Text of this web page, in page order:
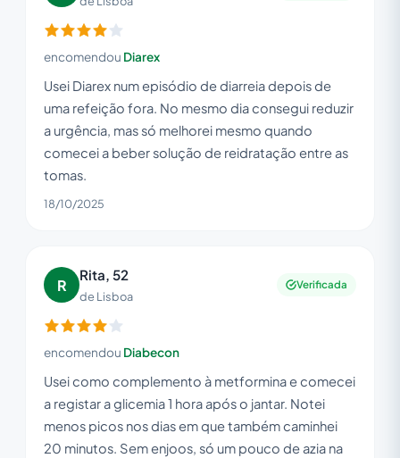
encomendou Diarex
Usei Diarex num episódio de diarreia depois de
uma refeição fora. No mesmo dia consegui reduzir
a urgência, mas só melhorei mesmo quando
comecei a beber solução de reidratação entre as
tomas.
18/10/2025
R
Rita, 52
de Lisboa
Verificada
encomendou Diabecon
Usei como complemento à metformina e comecei
a registar a glicemia 1 hora após o jantar. Notei
menos picos nos dias em que também caminhei
20 minutos. Sem enjoos, só um pouco de azia na